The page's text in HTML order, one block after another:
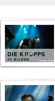
DIE KRUPPS
15 BILDER